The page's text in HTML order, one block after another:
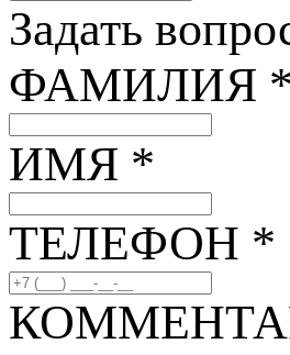
Задать
ФАМИЛИЯ *
ИМЯ *
ТЕЛЕФОН *